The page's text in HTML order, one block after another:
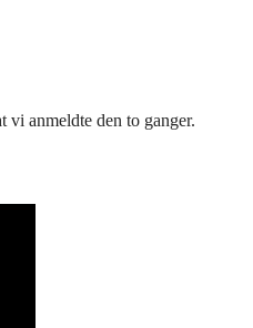
vi anmeldte den to ganger.